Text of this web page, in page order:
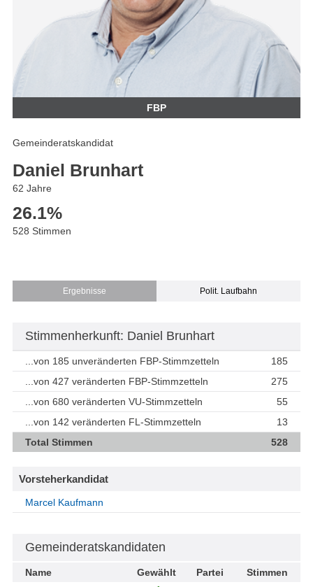
FBP
Gemeinderatskandidat
Daniel Brunhart
62 Jahre
26.1%
528 Stimmen
Ergebnisse Polit. Laufbahn
Stimmenherkunft: Daniel Brunhart
...von 185 unveränderten FBP-Stimmzetteln
185
...von 427 veränderten FBP-Stimmzetteln
275
...von 680 veränderten VU-Stimmzetteln
55
...von 142 veränderten FL-Stimmzetteln
13
Total Stimmen
528
Vorsteherkandidat
Marcel Kaufmann
Gemeinderatskandidaten
Name Gewählt Partei
Stimmen